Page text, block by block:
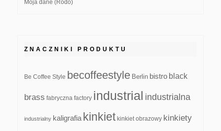
Moja dane (Rodo)
ZNACZNIKI PRODUKTU
Be Coffee Style becoffeestyle Berlin bistro black
brass fabryczna factory industrial industrialna
industrialny kaligrafia kinkiet kinkiet obrazowy kinkiety